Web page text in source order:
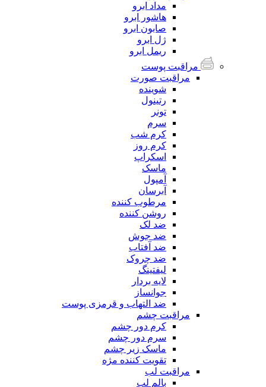
مداد ابرو
هاشور ابرو
صابون ابرو
ژل ابرو
ریمل ابرو
مراقبت پوست
مراقبت صورت
شوینده
رتینول
تونر
سرم
کرم شب
کرم روز
اسکراپ
ماسک
آمپول
آبرسان
مرطوب کننده
روشن کننده
ضد لک
ضد جوش
ضد آفتاب
ضد چروک
لیفتینگ
لایه بردار
جوانساز
ضد التهاب و قرمزی پوست
مراقبت چشم
کرم دور چشم
سرم دور چشم
ماسک زیر چشم
تقویت کننده مژه
مراقبت لب
بالم لب